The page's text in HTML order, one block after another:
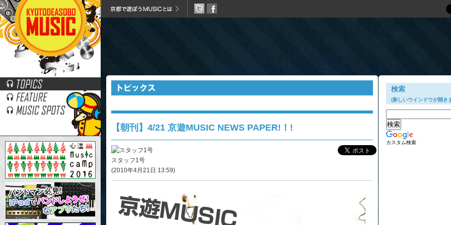
【朝刊】4/21 京遊MUSIC NEWS PAPER!！!
スタッフ1号
(2010年4月21日 13:59)
検索
(新しいウインドウが開き
カスタム検索